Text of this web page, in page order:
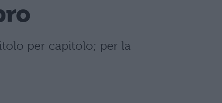
per capitolo; per la